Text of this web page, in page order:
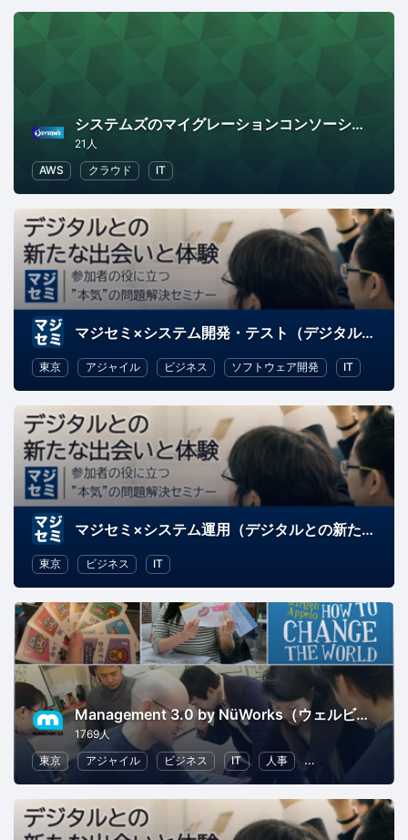
システムズのマイグレーションコンソーシアム
21人
AWS
クラウド IT
マジセミ×システム開発・テスト（デジタルとの新たな出会いと体験）
東京 アジャイル ビジネス ソフトウェア開発 IT
マジセミ×システム運用（デジタルとの新たな出会いと体験）
東京 ビジネス IT
Management 3.0 by NüWorks（ウェルビーイング・リーダーシップ）
1769人
東京
アジャイル ビジネス IT 人事 リーダーシップ